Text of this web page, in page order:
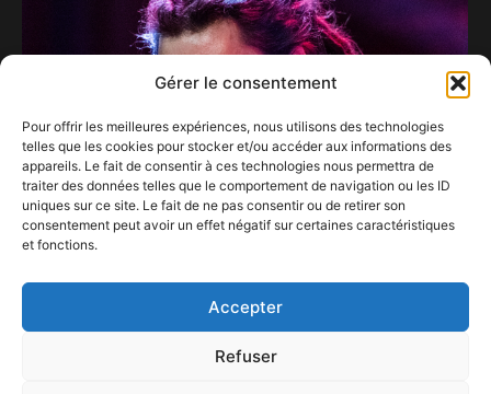
Gérer le consentement
Pour offrir les meilleures expériences, nous utilisons des technologies
telles que les cookies pour stocker et/ou accéder aux informations des
appareils. Le fait de consentir à ces technologies nous permettra de
traiter des données telles que le comportement de navigation ou les ID
uniques sur ce site. Le fait de ne pas consentir ou de retirer son
consentement peut avoir un effet négatif sur certaines caractéristiques
et fonctions.
Accepter
Refuser
23 septembre 2020